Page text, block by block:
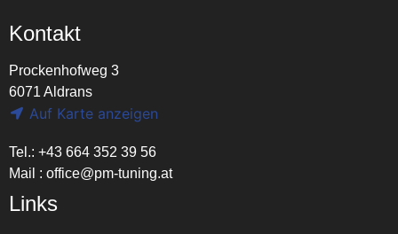
Kontakt
Prockenhofweg 3
6071 Aldrans
Auf Karte anzeigen
Tel.: +43 664 352 39 56
Mail : office@pm-tuning.at
Links